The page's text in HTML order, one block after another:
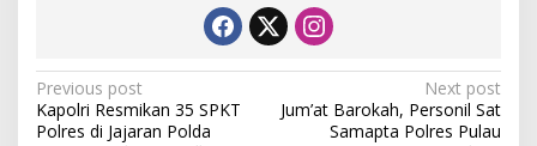
P
o
Previous post
Kapolri Resmikan 35 SPKT
Polres di Jajaran Polda
Next post
Jum’at Barokah, Personil Sat
Samapta Polres Pulau